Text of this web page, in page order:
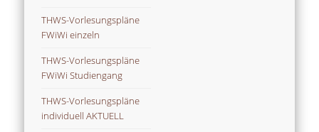
THWS-Vorlesungspläne
FWiWi einzeln
THWS-Vorlesungspläne
FWiWi Studiengang
THWS-Vorlesungspläne
individuell AKTUELL